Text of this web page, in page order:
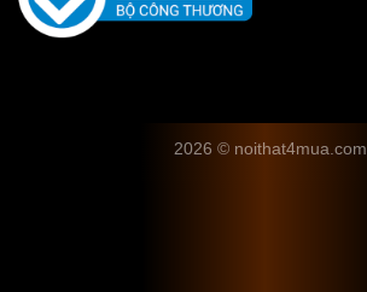
2026 © noithat4mua.com